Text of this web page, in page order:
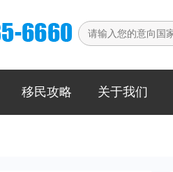
移民攻略 关于我们